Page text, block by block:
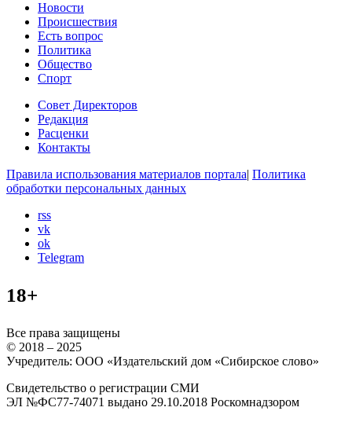
Новости
Происшествия
Есть вопрос
Политика
Общество
Спорт
Совет Директоров
Редакция
Расценки
Контакты
Правила использования материалов портала| Политика
обработки персональных данных
rss
vk
ok
Telegram
18+
Все права защищены
© 2018 – 2025
Учредитель: ООО «Издательский дом «Сибирское слово»
Свидетельство о регистрации СМИ
ЭЛ №ФС77-74071 выдано 29.10.2018 Роскомнадзором